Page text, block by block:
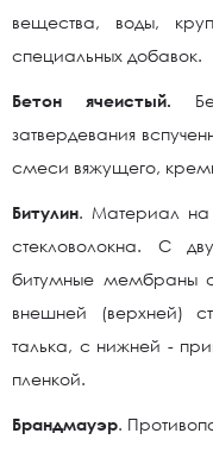
вещества, воды,
специальных добавок.
Бетон ячеистый.
затвердевания
смеси вяжущего,
Битулин. Материал на
стекловолокна. С
битумные мембраны
внешней (верхней)
талька, с нижней -
пленкой.
Брандмауэр.